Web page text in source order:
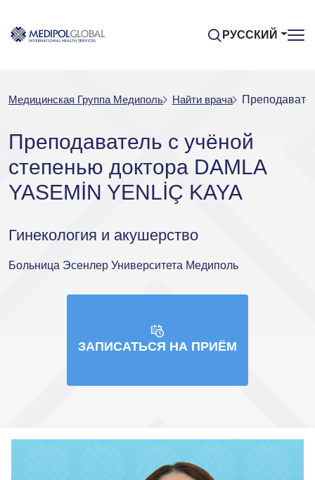
РУССКИЙ
Медицинская Группа Медиполь Найти врача
Преподаватель с учёной
степенью доктора DAMLA
YASEMİN YENLİÇ KAYA
Гинекология и акушерство
Больница Эсенлер Университета Медиполь
ЗАПИСАТЬСЯ НА ПРИЁМ